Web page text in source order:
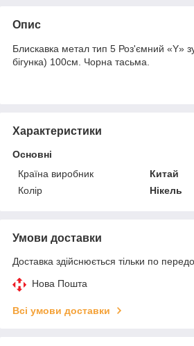
Опис
Блискавка метал тип 5 Роз'ємний «Y»
бігунка) 100см. Чорна тасьма.
Характеристики
Основні
Країна виробник
Китай
Колір
Нікель
Умови доставки
Доставка здійснюється тільки по
Нова Пошта
Всі умови доставки